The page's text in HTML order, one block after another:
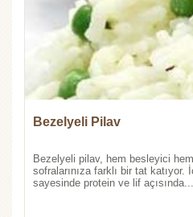
Bezelyeli Pilav
Bezelyeli pilav, hem besleyici
sofralarınıza farklı bir tat
sayesinde protein ve lif açısında...